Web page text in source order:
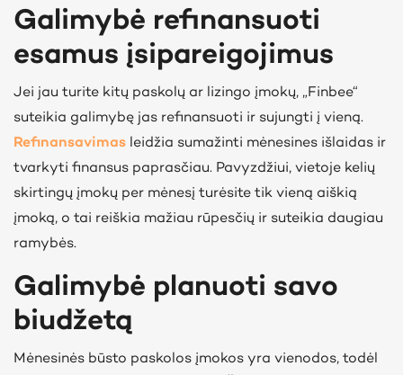
Galimybė refinansuoti
esamus įsipareigojimus
Jei jau turite kitų paskolų ar lizingo įmokų, „Finbee“
suteikia galimybę jas refinansuoti ir sujungti į vieną.
Refinansavimas leidžia sumažinti mėnesines išlaidas ir
tvarkyti finansus paprasčiau. Pavyzdžiui, vietoje kelių
skirtingų įmokų per mėnesį turėsite tik vieną aiškią
įmoką, o tai reiškia mažiau rūpesčių ir suteikia daugiau
ramybės.
Galimybė planuoti savo
biudžetą
Mėnesinės būsto paskolos įmokos yra vienodos, todėl